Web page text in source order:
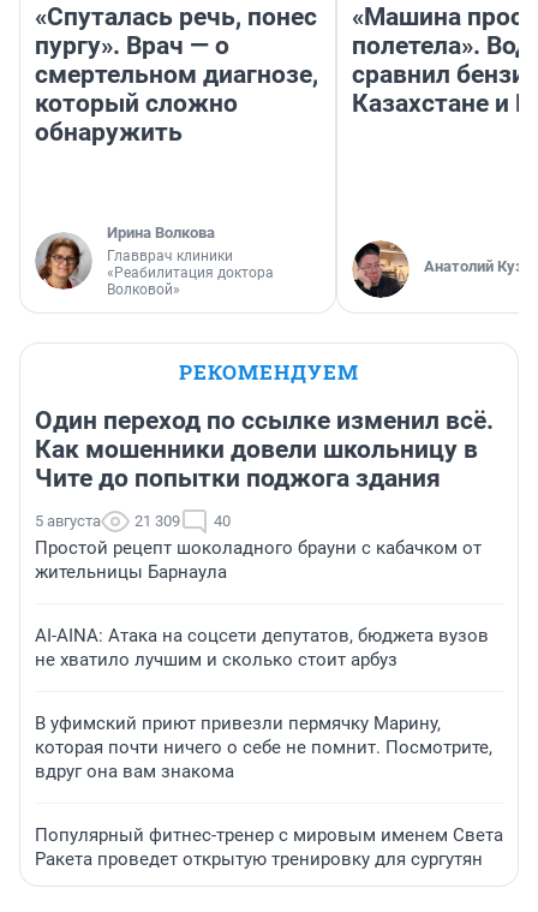
«Спуталась речь, понес
пургу». Врач — о
смертельном диагнозе,
который сложно
обнаружить
Ирина Волкова
Главврач клиники
«Реабилитация доктора
Волковой»
«Машина
полетела».
сравнил
Казахстане и
Анатолий
РЕКОМЕНДУЕМ
Один переход по ссылке изменил всё.
Как мошенники довели школьницу в
Чите до попытки поджога здания
5 августа 21 309 40
Простой рецепт шоколадного брауни с кабачком от
жительницы Барнаула
AI-AINA: Атака на соцсети депутатов, бюджета вузов
не хватило лучшим и сколько стоит арбуз
В уфимский приют привезли пермячку Марину,
которая почти ничего о себе не помнит. Посмотрите,
вдруг она вам знакома
Популярный фитнес-тренер с мировым именем Света
Ракета проведет открытую тренировку для сургутян